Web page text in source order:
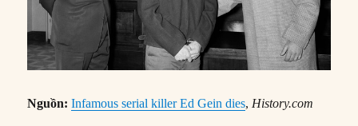
Nguồn:Infamous serial killer Ed Gein dies, History.com